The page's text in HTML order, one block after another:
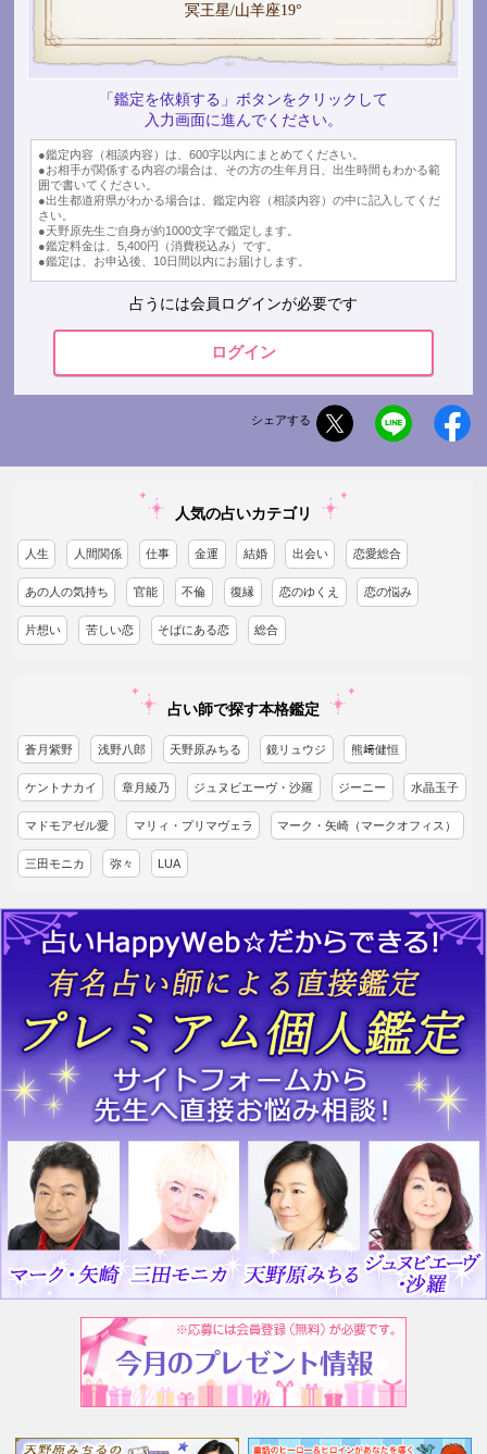
冥王星/山羊座19°
「鑑定を依頼する」ボタンをクリックして
入力画面に進んでください。
●鑑定内容（相談内容）は、600字以内にまとめてください。
●お相手が関係する内容の場合は、その方の生年月日、出生時間もわかる範
囲で書いてください。
●出生都道府県がわかる場合は、鑑定内容（相談内容）の中に記入してくだ
さい。
●天野原先生ご自身が約1000文字で鑑定します。
●鑑定料金は、5,400円（消費税込み）です。
●鑑定は、お申込後、10日間以内にお届けします。
占うには会員ログインが必要です
ログイン
シェアする
人気の占いカテゴリ
人生 人間関係 仕事 金運 結婚 出会い 恋愛総合
あの人の気持ち 官能 不倫 復縁 恋のゆくえ 恋の悩み
片想い 苦しい恋 そばにある恋 総合
占い師で探す本格鑑定
蒼月紫野 浅野八郎 天野原みちる 鏡リュウジ 熊﨑健恒
ケントナカイ 章月綾乃 ジュヌビエーヴ・沙羅 ジーニー 水晶玉子
マドモアゼル愛 マリィ・プリマヴェラ マーク・矢崎（マークオフィス）
三田モニカ 弥々 LUA